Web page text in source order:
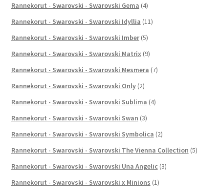
Rannekorut - Swarovski - Swarovski Gema (4)
Rannekorut - Swarovski - Swarovski Idyllia (11)
Rannekorut - Swarovski - Swarovski Imber (5)
Rannekorut - Swarovski - Swarovski Matrix (9)
Rannekorut - Swarovski - Swarovski Mesmera (7)
Rannekorut - Swarovski - Swarovski Only (2)
Rannekorut - Swarovski - Swarovski Sublima (4)
Rannekorut - Swarovski - Swarovski Swan (3)
Rannekorut - Swarovski - Swarovski Symbolica (2)
Rannekorut - Swarovski - Swarovski The Vienna Collection (5)
Rannekorut - Swarovski - Swarovski Una Angelic (3)
Rannekorut - Swarovski - Swarovski x Minions (1)